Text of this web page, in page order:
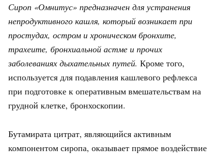
Сироп «Омнитус» предназначен для устранения
непродуктивного кашля, который возникает при
простудах, остром и хроническом бронхите,
трахеите, бронхиальной астме и прочих
заболеваниях дыхательных путей. Кроме того,
используется для подавления кашлевого рефлекса
при подготовке к оперативным вмешательствам на
грудной клетке, бронхоскопии.
Бутамирата цитрат, являющийся активным
компонентом сиропа, оказывает прямое воздействие